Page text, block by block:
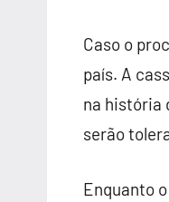
Caso o
país. A
na história
serão
Enquanto